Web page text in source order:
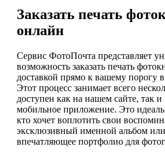
Заказать печать
онлайн
Сервис ФотоПочта представляет
возможность заказать печать
доставкой прямо к вашему порогу в
Этот процесс занимает всего
доступен как на нашем сайте, так и
мобильное приложение. Это
кто хочет воплотить свои
эксклюзивный именной альбом или
впечатляющее портфолио для